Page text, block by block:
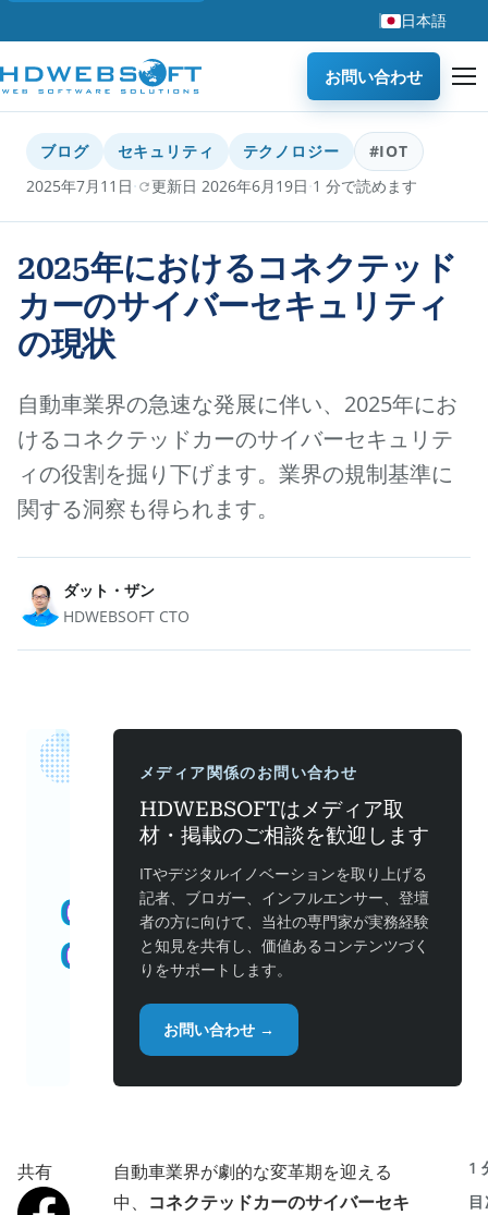
日本語
お問い合わせ
ブログ セキュリティ テクノロジー
#IOT
2025年7月11日· 更新日 2026年6月19日·1 分で読めます
2025年におけるコネクテッド
カーのサイバーセキュリティ
の現状
自動車業界の急速な発展に伴い、2025年にお
けるコネクテッドカーのサイバーセキュリテ
ィの役割を掘り下げます。業界の規制基準に
関する洞察も得られます。
ダット・ザン
HDWEBSOFT CTO
メディア関係のお問い合わせ
HDWEBSOFTはメディア取
材・掲載のご相談を歓迎します
ITやデジタルイノベーションを取り上げる
記者、ブロガー、インフルエンサー、登壇
者の方に向けて、当社の専門家が実務経験
と知見を共有し、価値あるコンテンツづく
りをサポートします。
お問い合わせ →
共有
自動車業界が劇的な変革期を迎える
中、 コネクテッドカーのサイバーセキ
1